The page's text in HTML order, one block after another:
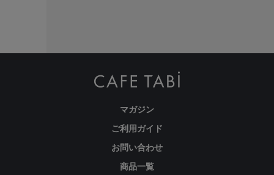
在庫数の更新については鋭意努めておりますが、ご注文いただいた時
点で在庫切れが発生してしまう場合がございます。
マガジン
ご利用ガイド
お問い合わせ
商品一覧